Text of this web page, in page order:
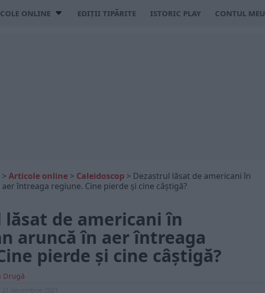
ONLINE EDIȚII TIPĂRITE ISTORIC PLAY CONTUL MEU
> Articole online > Caleidoscop > Dezastrul lăsat de americani în
întreaga regiune. Cine pierde și cine câștigă?
lăsat de americani în
aruncă în aer întreaga
pierde și cine câștigă?
Drugă